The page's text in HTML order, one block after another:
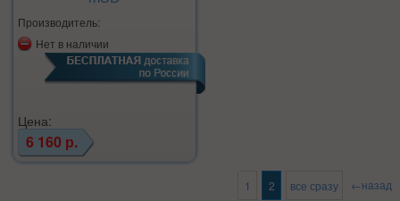
Производитель:
Нет в наличии
Цена:
6 160 р.
1 2 все сразу ←назад